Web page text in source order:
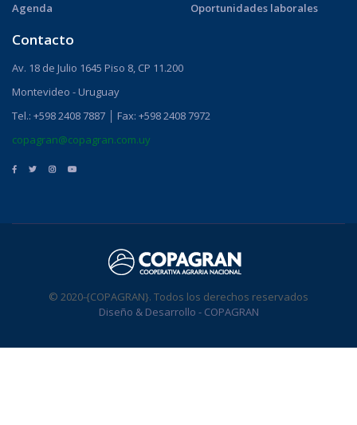
Agenda
Oportunidades laborales
Contacto
Av. 18 de Julio 1645 Piso 8, CP 11.200
Montevideo - Uruguay
Tel.: +598 2408 7887 │ Fax: +598 2408 7972
copagran@copagran.com.uy
© 2020-{COPAGRAN}. Todos los derechos reservados
Diseño & Desarrollo - COPAGRAN